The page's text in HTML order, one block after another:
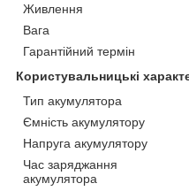
Живлення
Вага
Гарантійний термін
Користувальницькі
Тип акумулятора
Ємність акумулятору
Напруга акумулятору
Час заряджання
акумулятора